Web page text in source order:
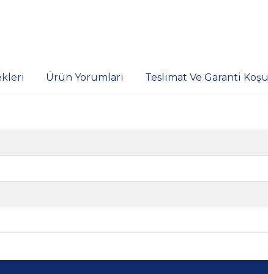
Ürün Yorumları Teslimat Ve Garanti